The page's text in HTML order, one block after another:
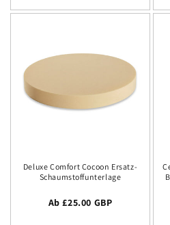
Deluxe Comfort Cocoon Ersatz-
Schaumstoffunterlage
Regulärer Preis
Ab £25.00 GBP